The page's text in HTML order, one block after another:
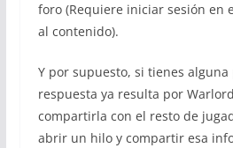
foro (Requiere iniciar sesión en
al contenido).
Y por supuesto, si tienes
respuesta ya resulta por
compartirla con el resto de
abrir un hilo y compartir esa